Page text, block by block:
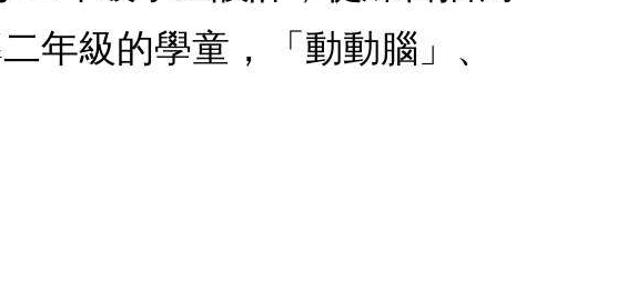
年級的學童，「動動腦」、